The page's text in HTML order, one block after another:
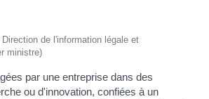
de l'information légale et
ministre)
par une entreprise dans des
ou d'innovation, confiées à un